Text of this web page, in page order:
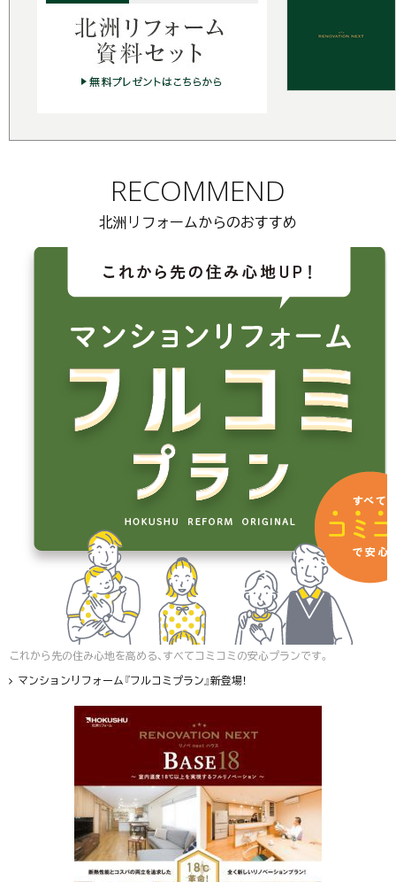
RECOMMEND
北洲リフォームからのおすすめ
これから先の住み心地を高める、すべてコミコミの安心プランです。
マンションリフォーム『フルコミプラン』新登場！